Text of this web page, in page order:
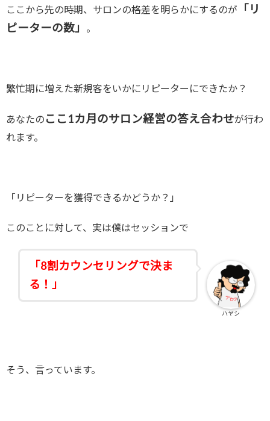
ここから先の時期、サロンの格差を明らかにするのが
「リ
ピーターの数」
。
繁忙期に増えた新規客をいかにリピーターにできたか？
あなたの ここ1カ月のサロン経営の答え合わせが行わ
れます。
「リピーターを獲得できるかどうか？」
このことに対して、実は僕はセッションで
「8割カウンセリングで決ま
る！」
ハヤシ
そう、言っています。